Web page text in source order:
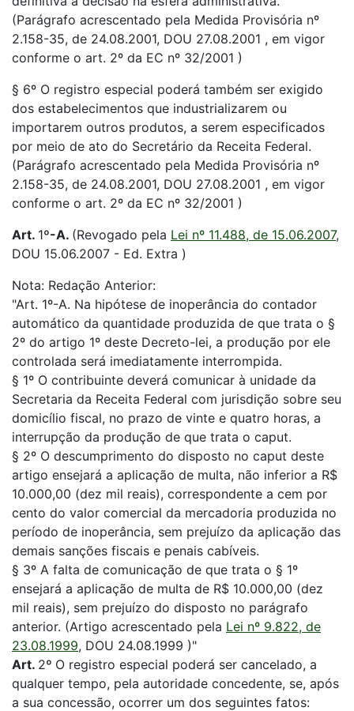
(Parágrafo acrescentado pela Medida Provisória nº
2.158-35, de 24.08.2001, DOU 27.08.2001 , em vigor
conforme o art. 2º da EC nº 32/2001 )
§ 6º O registro especial poderá também ser exigido
dos estabelecimentos que industrializarem ou
importarem outros produtos, a serem especificados
por meio de ato do Secretário da Receita Federal.
(Parágrafo acrescentado pela Medida Provisória nº
2.158-35, de 24.08.2001, DOU 27.08.2001 , em vigor
conforme o art. 2º da EC nº 32/2001 )
Art. 1º-A. (Revogado pela Lei nº 11.488, de 15.06.2007,
DOU 15.06.2007 - Ed. Extra )
Nota: Redação Anterior:
"Art. 1º-A. Na hipótese de inoperância do contador
automático da quantidade produzida de que trata o §
2º do artigo 1º deste Decreto-lei, a produção por ele
controlada será imediatamente interrompida.
§ 1º O contribuinte deverá comunicar à unidade da
Secretaria da Receita Federal com jurisdição sobre seu
domicílio fiscal, no prazo de vinte e quatro horas, a
interrupção da produção de que trata o caput.
§ 2º O descumprimento do disposto no caput deste
artigo ensejará a aplicação de multa, não inferior a R$
10.000,00 (dez mil reais), correspondente a cem por
cento do valor comercial da mercadoria produzida no
período de inoperância, sem prejuízo da aplicação das
demais sanções fiscais e penais cabíveis.
§ 3º A falta de comunicação de que trata o § 1º
ensejará a aplicação de multa de R$ 10.000,00 (dez
mil reais), sem prejuízo do disposto no parágrafo
anterior. (Artigo acrescentado pela Lei nº 9.822, de
23.08.1999, DOU 24.08.1999 )"
Art. 2º O registro especial poderá ser cancelado, a
qualquer tempo, pela autoridade concedente, se, após
a sua concessão, ocorrer um dos seguintes fatos: